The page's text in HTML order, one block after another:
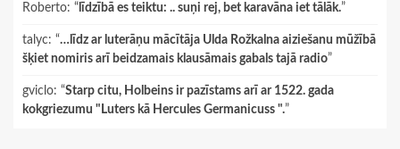
Roberto: “ līdzībā es teiktu: .. suņi rej, bet karavāna iet tālāk.”
talyc: “…līdz ar luterāņu mācītāja Ulda Rožkalna aiziešanu mūžībā
šķiet nomiris arī beidzamais klausāmais gabals tajā radio”
gviclo: “Starp citu, Holbeins ir pazīstams arī ar 1522. gada
kokgriezumu "Luters kā Hercules Germanicuss ".”